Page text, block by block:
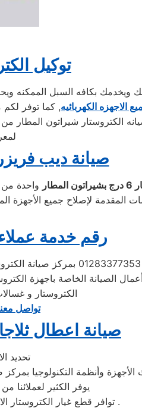
توكيل
بكافه السبل الممكنه
الاجهزه الكهربائيه
الكتروستار شيراتون المطار
صيانة ديب
6 درج بشيراتون المطار
واحدة من
المقدمة لإصلاح جميع الأجهزة
رقم خدمة
تحدث مع الدعم الفني
الصيانة الخاصة باجهزة
الكتروستار و
تواصل
صيانة اعطال
تحديد
وأنظمة التكنولوجيا
يوفر الكثير لعملائنا
» توافر قطع غيار الكتروستار الاصلية في مركز صيانة الكتروستار بشيراتون المطار .